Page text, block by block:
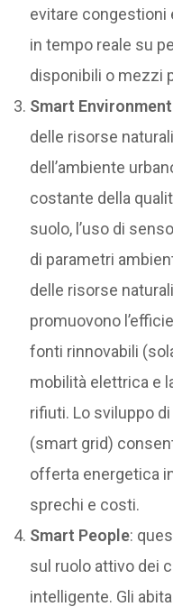
evitare congestioni
in tempo reale su
disponibili o mezzi
Smart Environment
delle risorse
dell’ambiente
costante della
suolo, l’uso di
di parametri
delle risorse
promuovono
fonti rinnovabili
mobilità elettrica e
rifiuti. Lo sviluppo
(smart grid)
offerta energetica
sprechi e costi.
Smart People:
sul ruolo attivo dei
intelligente. Gli